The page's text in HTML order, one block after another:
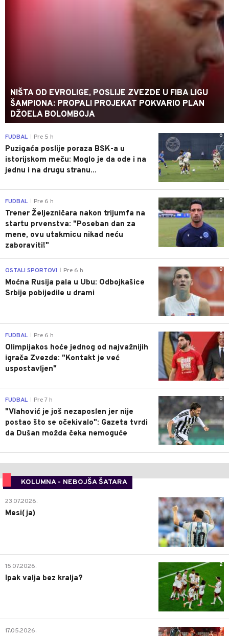
NIŠTA OD EVROLIGE, POSLIJE ZVEZDE U FIBA LIGU
ŠAMPIONA: PROPALI PROJEKAT POKVARIO PLAN
DŽOELA BOLOMBOJA
0
FUDBAL Pre 5 h
Puzigaća poslije poraza BSK-a u
istorijskom meču: Moglo je da ode i na
jednu i na drugu stranu...
0
FUDBAL Pre 6 h
Trener Željezničara nakon trijumfa na
startu prvenstva: "Poseban dan za
mene, ovu utakmicu nikad neću
zaboraviti!"
0
OSTALI SPORTOVI Pre 6 h
Moćna Rusija pala u Ubu: Odbojkašice
Srbije pobijedile u drami
0
FUDBAL Pre 6 h
Olimpijakos hoće jednog od najvažnijih
igrača Zvezde: "Kontakt je već
uspostavljen"
0
FUDBAL Pre 7 h
"Vlahović je još nezaposlen jer nije
postao što se očekivalo": Gazeta tvrdi
da Dušan možda čeka nemoguće
KOLUMNA - NEBOJŠA ŠATARA
0
23.07.2026.
Mesi(ja)
2
15.07.2026.
Ipak valja bez kralja?
0
17.05.2026.